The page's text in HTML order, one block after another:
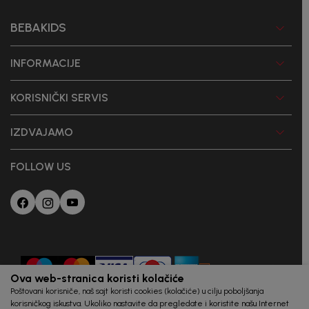
BEBAKIDS
INFORMACIJE
KORISNIČKI SERVIS
IZDVAJAMO
FOLLOW US
Ova web-stranica koristi kolačiće
Poštovani korisniče, naš sajt koristi cookies (kolačiće) u cilju poboljšanja
korisničkog iskustva. Ukoliko nastavite da pregledate i koristite našu Internet